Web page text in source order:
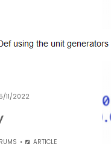
11/2022
ARTICLE